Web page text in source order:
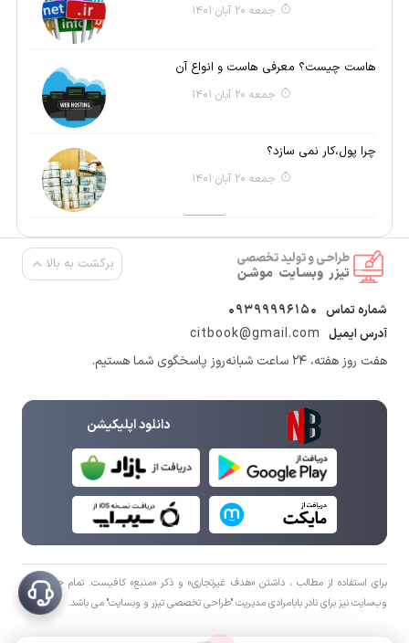
جمعه 20 آبان 1401
هاست چیست؟ معرفی هاست و انواع آن
جمعه 20 آبان 1401
چرا پول،کار نمی سازد؟
جمعه 20 آبان 1401
برگشت به بالا
شماره تماس 09399996150
آدرس ایمیل citbook@gmail.com
هفت روز هفته، ۲۴ ساعت شبانه‌روز پاسخگوی شما هستیم.
دانلود اپلیکیشن
برای استفاده از مطالب ، داشتن «هدف غیرتجاری» و ذکر «منبع» کافیست. تمام حقوق اين
وب‌سايت نیز برای نادر بابامرادی مدیریت "طراحی تخصصی تیزر و وبسایت" می باشد.